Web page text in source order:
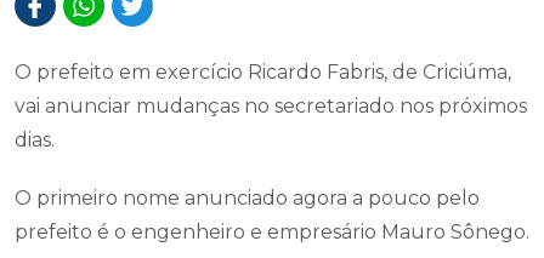
O prefeito em exercício Ricardo Fabris, de Criciúma,
vai anunciar mudanças no secretariado nos próximos
dias.
O primeiro nome anunciado agora a pouco pelo
prefeito é o engenheiro e empresário Mauro Sônego.